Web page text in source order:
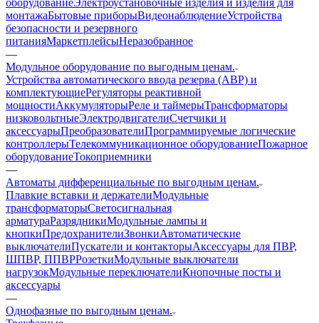
монтажаБытовые приборыВидеонаблюдениеУстройства
безопасности и резервного
питанияМаркетплейсыНеразобранное
—
Модульное оборудование по выгодным ценам.
Устройства автоматического ввода резерва (АВР) и
комплектующиеРегуляторы реактивной
мощностиАккумуляторыРеле и таймерыТрансформаторы
низковольтныеЭлектродвигателиСчетчики и
аксессуарыПреобразователиПрограммируемые логические
контроллерыТелекоммуникационное оборудованиеПожарное
оборудованиеТокоприемники
—
Автоматы дифференциальные по выгодным ценам.
Плавкие вставки и держателиМодульные
трансформаторыСветосигнальная
арматураРазрядникиМодульные лампы и
кнопкиПредохранителиЗвонкиАвтоматические
выключателиПускатели и контакторыАксессуары для ПВР,
ШПВР, ППВРРозеткиМодульные выключатели
нагрузокМодульные переключателиКнопочные посты и
аксессуары
—
Однофазные по выгодным ценам.